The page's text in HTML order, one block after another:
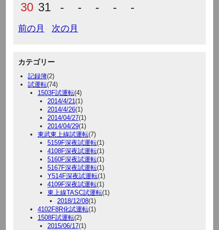
30 31 - - - - -
前の月 次の月
カテゴリー
記録簿(2)
試運転(74)
1503F試運転(4)
2014/4/21(1)
2014/4/26(1)
2014/04/27(1)
2014/04/29(1)
東武東上線試運転(7)
5159F深夜試運転(1)
4108F深夜試運転(1)
5160F深夜試運転(1)
5167F深夜試運転(1)
Y514F深夜試運転(1)
4109F深夜試運転(1)
東上線TASC試運転(1)
2018/12/08(1)
4102F8R化試運転(1)
1508F試運転(2)
2015/06/17(1)